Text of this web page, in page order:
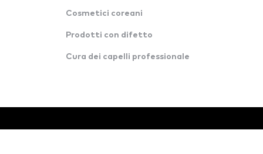
Cosmetici coreani
Prodotti con difetto
Cura dei capelli professionale